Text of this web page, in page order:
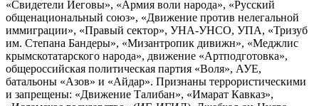
«Свидетели Иеговы», «Армия воли народа», «Русский
общенациональный союз», «Движение против нелегальной
иммиграции», «Правый сектор», УНА-УНСО, УПА, «Тризуб
им. Степана Бандеры», «Мизантропик дивижн», «Меджлис
крымскотатарского народа», движение «Артподготовка»,
общероссийская политическая партия «Воля», АУЕ,
батальоны «Азов» и «Айдар». Признаны террористическими
и запрещены: «Движение Талибан», «Имарат Кавказ»,